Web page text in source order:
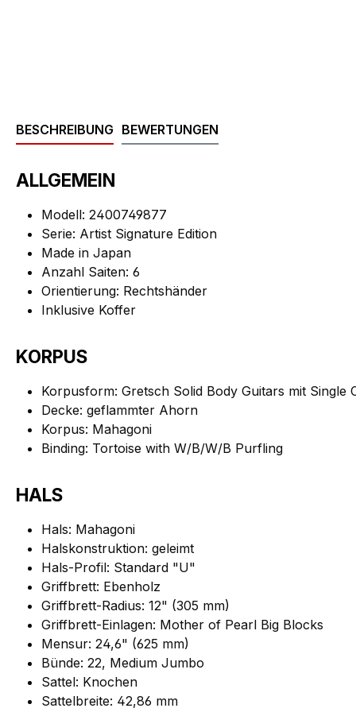
BESCHREIBUNG BEWERTUNGEN
ALLGEMEIN
Modell: 2400749877
Serie: Artist Signature Edition
Made in Japan
Anzahl Saiten: 6
Orientierung: Rechtshänder
Inklusive Koffer
KORPUS
Korpusform: Gretsch Solid Body Guitars mit Single
Decke: geflammter Ahorn
Korpus: Mahagoni
Binding: Tortoise with W/B/W/B Purfling
HALS
Hals: Mahagoni
Halskonstruktion: geleimt
Hals-Profil: Standard "U"
Griffbrett: Ebenholz
Griffbrett-Radius: 12" (305 mm)
Griffbrett-Einlagen: Mother of Pearl Big Blocks
Mensur: 24,6" (625 mm)
Bünde: 22, Medium Jumbo
Sattel: Knochen
Sattelbreite: 42,86 mm